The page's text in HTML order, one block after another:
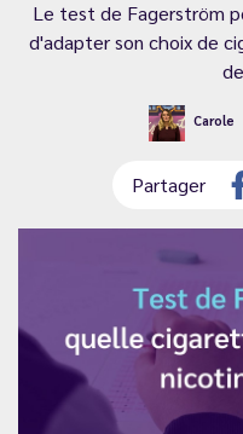
Le test de Fagerström
d'adapter son choix de
Carole
Partager